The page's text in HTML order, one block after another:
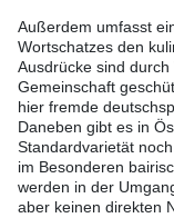
Außerdem umfasst
Wortschatzes den
Ausdrücke sind
Gemeinschaft
hier fremde
Daneben gibt es in
Standardvarietät
im Besonderen
werden in der
aber keinen direkten